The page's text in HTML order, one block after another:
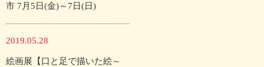
市 7月5日(金)～7日(日)
2019.05.28
絵画展【口と足で描いた絵～